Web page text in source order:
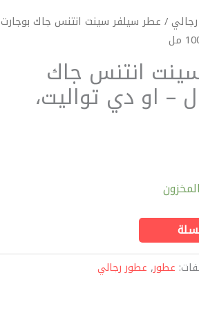
/ عطر سيلفر سينت انتنس جاك بوجارت
انتنس جاك
– او دي تواليت،
عطور, عطور رجالي